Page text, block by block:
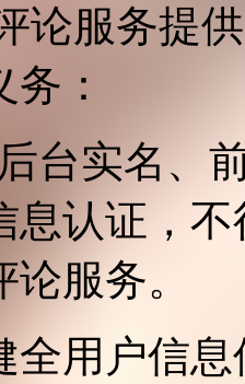
论服务提
：
后台实名、
息认证，
服务。
全用户信